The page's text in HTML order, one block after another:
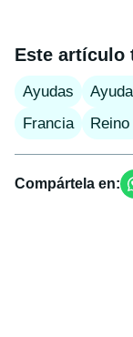
Este artículo
Ayudas
Francia
Compártela en: